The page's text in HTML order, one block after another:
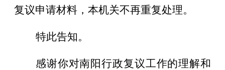
复议申请材料，本机关不再重复处理。
特此告知。
感谢你对南阳行政复议工作的理解和